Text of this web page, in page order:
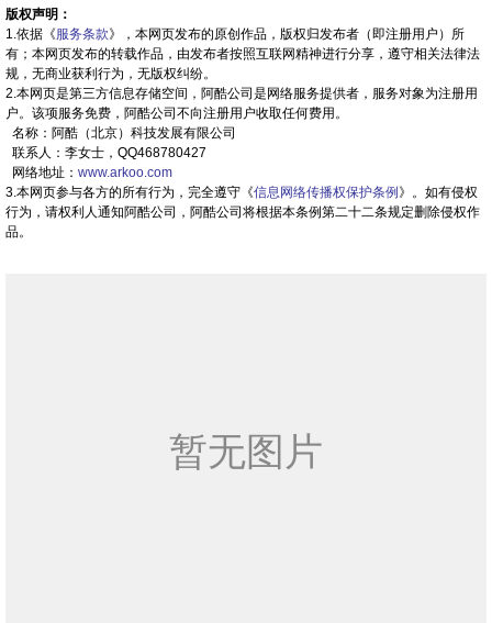
版权声明：
1.依据《服务条款》，本网页发布的原创作品，版权归发布者（即注册用户）所
有；本网页发布的转载作品，由发布者按照互联网精神进行分享，遵守相关法律法
规，无商业获利行为，无版权纠纷。
2.本网页是第三方信息存储空间，阿酷公司是网络服务提供者，服务对象为注册用
户。该项服务免费，阿酷公司不向注册用户收取任何费用。
名称：阿酷（北京）科技发展有限公司
联系人：李女士，QQ468780427
网络地址： www.arkoo.com
3.本网页参与各方的所有行为，完全遵守《信息网络传播权保护条例》。如有侵权
行为，请权利人通知阿酷公司，阿酷公司将根据本条例第二十二条规定删除侵权作
品。